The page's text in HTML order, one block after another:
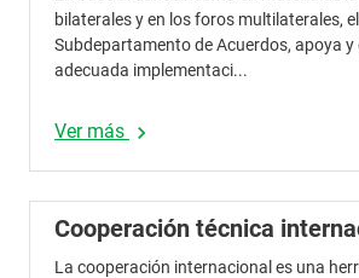
bilaterales y en los foros multilaterales,
Subdepartamento de Acuerdos, apoya y
adecuada implementaci...
Ver más chevron_right
Cooperación técnica
La cooperación internacional es una